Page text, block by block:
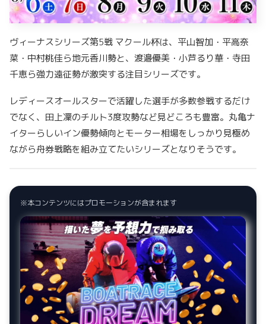
ヴィーナスシリーズ第5戦 マクール杯は、平山智加・平高奈
菜・中村桃佳ら地元香川勢と、渡邉優美・小芦るり華・寺田
千恵ら強力遠征勢が激突する注目シリーズです。
レディースオールスターで活躍した選手が多数参戦するだけ
でなく、田上凜のチルト3度攻勢など見どころも豊富。丸亀ナ
イターらしいイン優勢傾向とモーター相場をしっかり見極め
ながら舟券戦略を組み立てたいシリーズとなりそうです。
※本コンテンツにはプロモーションが含まれます